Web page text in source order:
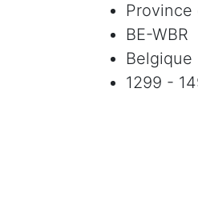
Province
BE-WBR
Belgique
1299 -